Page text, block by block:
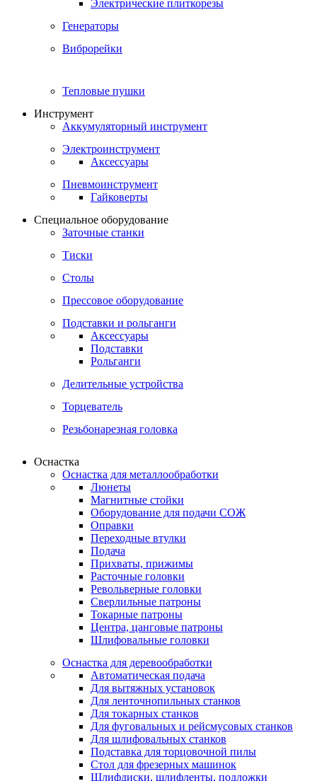
Электрические плиткорезы
Генераторы
Виброрейки
Тепловые пушки
Инструмент
Аккумуляторный инструмент
Электроинструмент
Аксессуары
Пневмоинструмент
Гайковерты
Специальное оборудование
Заточные станки
Тиски
Столы
Прессовое оборудование
Подставки и рольганги
Аксессуары
Подставки
Рольганги
Делительные устройства
Торцеватель
Резьбонарезная головка
Оснастка
Оснастка для металлообработки
Люнеты
Магнитные стойки
Оборудование для подачи СОЖ
Оправки
Переходные втулки
Подача
Прихваты, прижимы
Расточные головки
Револьверные головки
Сверлильные патроны
Токарные патроны
Центра, цанговые патроны
Шлифовальные головки
Оснастка для деревообработки
Автоматическая подача
Для вытяжных установок
Для ленточнопильных станков
Для токарных станков
Для фуговальных и рейсмусовых станков
Для шлифовальных станков
Подставка для торцовочной пилы
Стол для фрезерных машинок
Шлифдиски, шлифленты, подложки